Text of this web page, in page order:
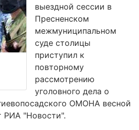
выездной сессии в
Пресненском
межмуниципальном
суде столицы
приступил к
повторному
рассмотрению
уголовного дела о
ОМОНА весной
РИА "Новости".